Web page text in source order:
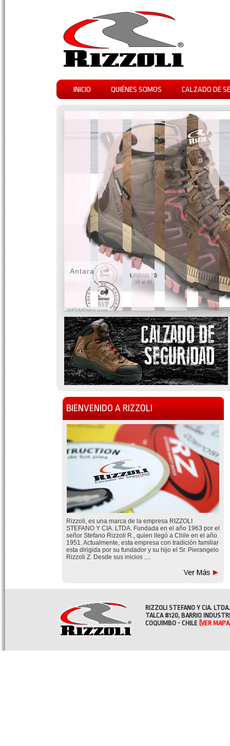
INICIO QUIÉNES SOMOS CALZADO DE
WOWSlider.com
Antara
BIENVENIDO A RIZZOLI
Rizzoli, es una marca de la empresa RIZZOLI
STEFANO Y CIA. LTDA. Fundada en el año 1963 por el
señor Stefano Rizzoli R., quien llegó a Chile en el año
1951. Actualmente, esta empresa con tradición familiar
esta dirigida por su fundador y su hijo el Sr. Pierangelo
Rizzoli Z. Desde sus inicios ....
RIZZOLI STEFANO Y CIA. LTDA.
TALCA #120, BARRIO
COQUIMBO - CHILE [VER